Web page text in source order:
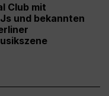
Club mit
und bekannten